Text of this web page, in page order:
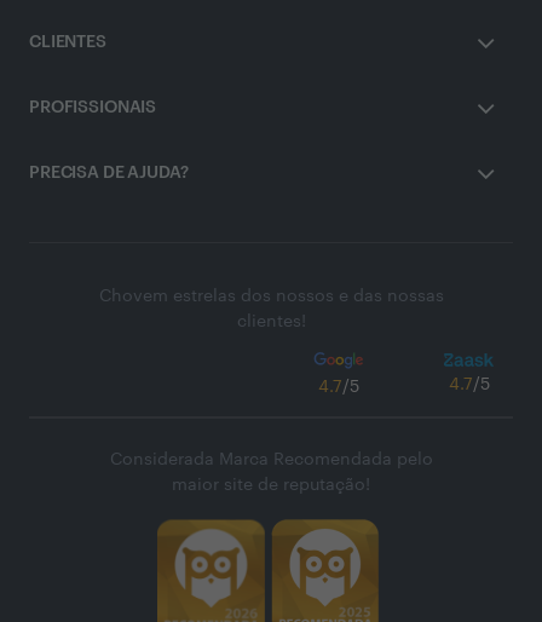
CLIENTES
PROFISSIONAIS
PRECISA DE AJUDA?
Chovem estrelas dos nossos e das nossas
clientes!
4.7/5 4.7/5
Considerada Marca Recomendada pelo
maior site de reputação!